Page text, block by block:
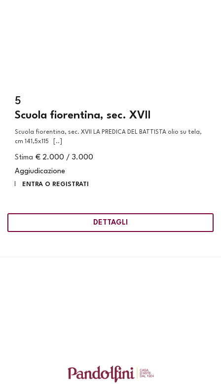
5
Scuola fiorentina, sec. XVII
Scuola fiorentina, sec. XVII LA PREDICA DEL BATTISTA olio su tela,
cm 141,5x115 [..]
Stima € 2.000 / 3.000
Aggiudicazione
ENTRA O REGISTRATI
DETTAGLI